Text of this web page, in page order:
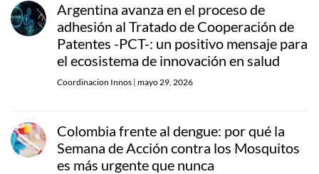
Argentina avanza en el proceso de
adhesión al Tratado de Cooperación de
Patentes -PCT-: un positivo mensaje para
el ecosistema de innovación en salud
Coordinacion Innos | mayo 29, 2026
Colombia frente al dengue: por qué la
Semana de Acción contra los Mosquitos
es más urgente que nunca